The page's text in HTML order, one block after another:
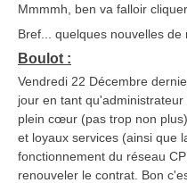
Mmmmh, ben va falloir
Bref... quelques nouvelles de
Boulot :
Vendredi 22 Décembre
jour en tant
plein cœur (pas trop non
et loyaux services (ainsi que
fonctionnement du réseau
renouveler le contrat. Bon